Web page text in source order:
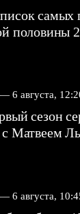
самых
половины
— 6 августа,
сезон
с Матвеем
— 6 августа,